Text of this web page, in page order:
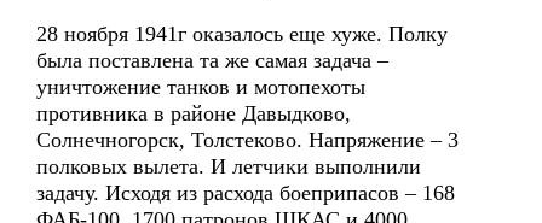
28 ноября 1941г оказалось еще хуже. Полку
была поставлена та же самая задача –
уничтожение танков и мотопехоты
противника в районе Давыдково,
Солнечногорск, Толстеково. Напряжение – 3
полковых вылета. И летчики выполнили
задачу. Исходя из расхода боеприпасов – 168